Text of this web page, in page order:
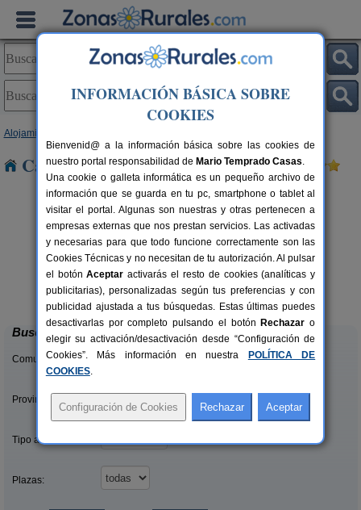
Alojamientos
Casas Rurales cerca de Carcedo
14+3 pers.
desde20 €
Casa Rural La Rectoral
Beloncio (Asturias)
Buscar
Comunidades:
Provincias/Islas:
Tipo alquiler:
Plazas:
INFORMACIÓN BÁSICA SOBRE
COOKIES
Bienvenid@ a la información básica sobre las cookies de
nuestro portal responsabilidad de Mario Temprado Casas.
Una cookie o galleta informática es un pequeño archivo de
información que se guarda en tu pc, smartphone o tablet al
visitar el portal. Algunas son nuestras y otras pertenecen a
empresas externas que nos prestan servicios. Las activadas
y necesarias para que todo funcione correctamente son las
Cookies Técnicas y no necesitan de tu autorización. Al pulsar
el botónAceptar activarás el resto de cookies (analíticas y
publicitarias), personalizadas según tus preferencias y con
publicidad ajustada a tus búsquedas. Estas últimas puedes
desactivarlas por completo pulsando el botón Rechazar o
elegir su activación/desactivación desde “Configuración de
Cookies”. Más información en nuestra
POLÍTICA DE
COOKIES.